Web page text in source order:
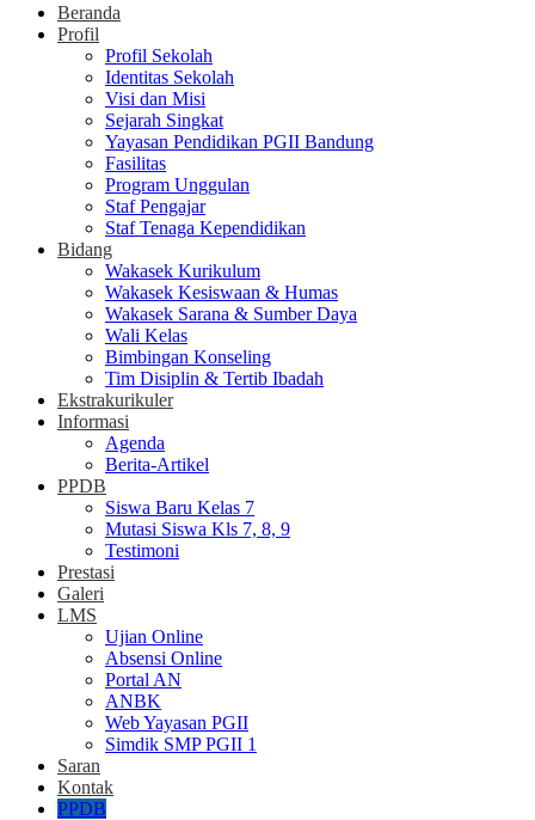
Beranda
Profil
Profil Sekolah
Identitas Sekolah
Visi dan Misi
Sejarah Singkat
Yayasan Pendidikan PGII Bandung
Fasilitas
Program Unggulan
Staf Pengajar
Staf Tenaga Kependidikan
Bidang
Wakasek Kurikulum
Wakasek Kesiswaan & Humas
Wakasek Sarana & Sumber Daya
Wali Kelas
Bimbingan Konseling
Tim Disiplin & Tertib Ibadah
Ekstrakurikuler
Informasi
Agenda
Berita-Artikel
PPDB
Siswa Baru Kelas 7
Mutasi Siswa Kls 7, 8, 9
Testimoni
Prestasi
Galeri
LMS
Ujian Online
Absensi Online
Portal AN
ANBK
Web Yayasan PGII
Simdik SMP PGII 1
Saran
Kontak
PPDB